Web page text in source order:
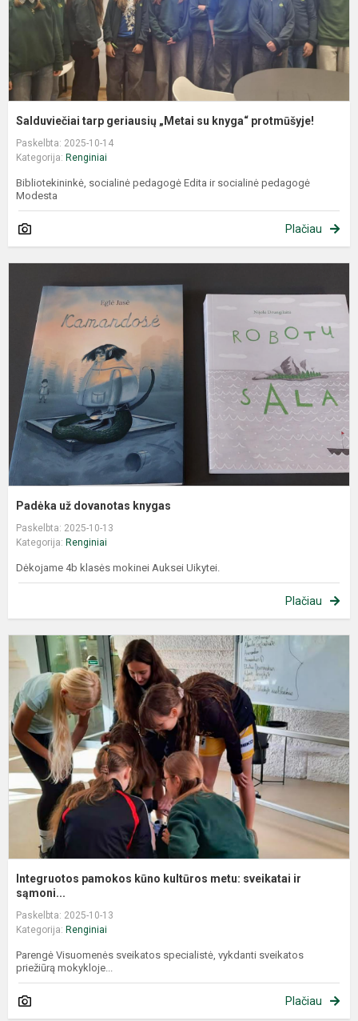
Salduviečiai tarp geriausių „Metai su knyga“ protmūšyje!
Paskelbta: 2025-10-14
Kategorija: Renginiai
Bibliotekininkė, socialinė pedagogė Edita ir socialinė pedagogė
Modesta
Plačiau
Padėka už dovanotas knygas
Paskelbta: 2025-10-13
Kategorija: Renginiai
Dėkojame 4b klasės mokinei Auksei Uikytei.
Plačiau
Integruotos pamokos kūno kultūros metu: sveikatai ir
sąmoni...
Paskelbta: 2025-10-13
Kategorija: Renginiai
Parengė Visuomenės sveikatos specialistė, vykdanti sveikatos
priežiūrą mokykloje...
Plačiau